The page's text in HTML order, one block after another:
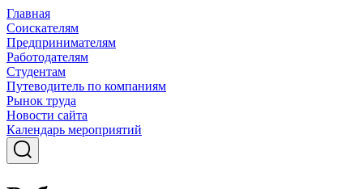
Главная
Соискателям
Предпринимателям
Работодателям
Студентам
Путеводитель по компаниям
Рынок труда
Новости сайта
Календарь мероприятий